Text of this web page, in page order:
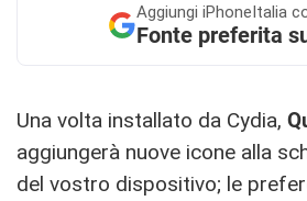
Aggiungi iPhoneItalia
Fonte preferita
Una volta installato da Cydia,
aggiungerà nuove icone alla
del vostro dispositivo; le